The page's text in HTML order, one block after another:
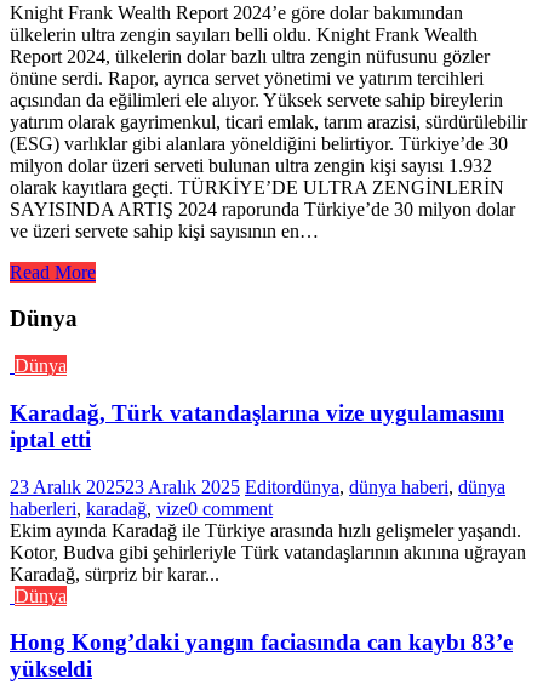
Knight Frank Wealth Report 2024’e göre dolar bakımından
ülkelerin ultra zengin sayıları belli oldu. Knight Frank Wealth
Report 2024, ülkelerin dolar bazlı ultra zengin nüfusunu gözler
önüne serdi. Rapor, ayrıca servet yönetimi ve yatırım tercihleri
açısından da eğilimleri ele alıyor. Yüksek servete sahip bireylerin
yatırım olarak gayrimenkul, ticari emlak, tarım arazisi, sürdürülebilir
(ESG) varlıklar gibi alanlara yöneldiğini belirtiyor. Türkiye’de 30
milyon dolar üzeri serveti bulunan ultra zengin kişi sayısı 1.932
olarak kayıtlara geçti. TÜRKİYE’DE ULTRA ZENGİNLERİN
SAYISINDA ARTIŞ 2024 raporunda Türkiye’de 30 milyon dolar
ve üzeri servete sahip kişi sayısının en…
Read More
Dünya
Dünya
Karadağ, Türk vatandaşlarına vize uygulamasını
iptal etti
23 Aralık 202523 Aralık 2025 Editordünya, dünya haberi, dünya
haberleri, karadağ, vize0 comment
Ekim ayında Karadağ ile Türkiye arasında hızlı gelişmeler yaşandı.
Kotor, Budva gibi şehirleriyle Türk vatandaşlarının akınına uğrayan
Karadağ, sürpriz bir karar...
Dünya
Hong Kong’daki yangın faciasında can kaybı 83’e
yükseldi